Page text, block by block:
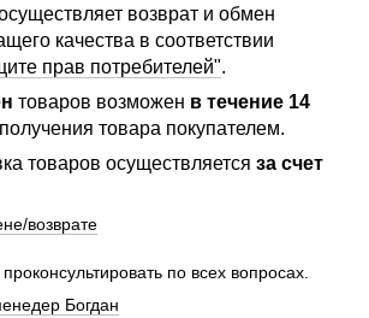
возврат и обмен
качества в соответствии
прав потребителей".
товаров возможен в течение 14
товара покупателем.
товаров осуществляется за счет
возврате
по всех вопросах.
Богдан